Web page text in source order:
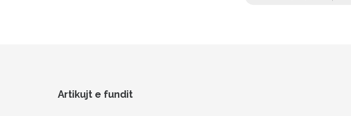
Artikujt e fundit